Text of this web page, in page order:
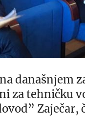
današnjem
za tehničku
Zaječar,